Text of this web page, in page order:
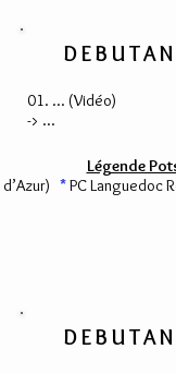
01. ... (Vidéo)
-> ...
Légende
*PC Languedoc